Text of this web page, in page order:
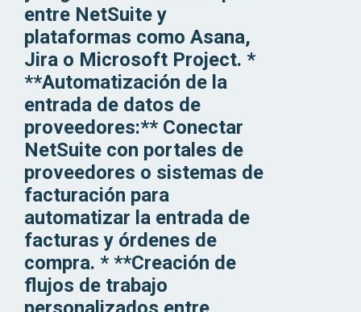
entre NetSuite y
plataformas como Asana,
Jira o Microsoft Project. *
**Automatización de la
entrada de datos de
proveedores:** Conectar
NetSuite con portales de
proveedores o sistemas de
facturación para
automatizar la entrada de
facturas y órdenes de
compra. * **Creación de
flujos de trabajo